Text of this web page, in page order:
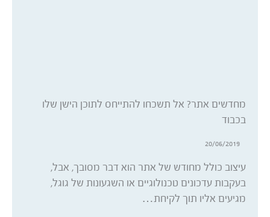
מחדשים אתר? אל תשכחו להתייחס לתוכן הישן שלו
בכבוד
20/06/2019
עיצוב כולל מחודש של אתר הוא דבר מסובך, אבל,
בעקבות עדכונים טכנולוגיים או השגעונות של גוגל,
מגיעים אליו תוך לקיחת…